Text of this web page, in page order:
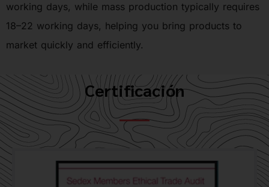
working days, while mass production typically requires
18–22 working days, helping you bring products to
market quickly and efficiently.
Certificación